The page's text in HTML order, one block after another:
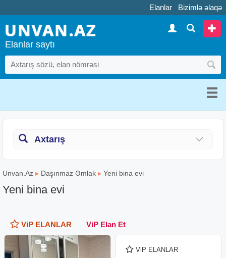
Elanlar Bizimlə əlaqə
Elanlar saytı
Axtarış
Unvan.Az ▸ Daşınmaz Əmlak ▸ Yeni bina evi
Yeni bina evi
ViP ELANLAR ViP Elan Et
ViP ELANLAR